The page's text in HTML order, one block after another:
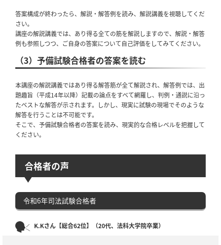
答案構成が終わったら、解説・解答例を読み、解説講義を視聴してくだ
さい。
講座の解説講義では、あり得る全ての筋を解説しますので、解説・解答
例も参照しつつ、ご自身の答案について自己評価をしてみてください。
（3）予備試験合格者の答案を読む
本講座の解説講義ではあり得る解答筋が全て解説され、解答例では、出
題趣旨（平成14年以降）記載の論点をすべて網羅し、判例・通説に沿っ
たベストな解答が示されます。しかし、現実に試験の現場でそのような
解答を行うことは不可能です。
そこで、予備試験合格者の答案を読み、現実的な合格レベルを把握して
ください。
合格者の声
令和6年司法試験合格者
K.Kさん【総合62位】（20代、法科大学院卒業）